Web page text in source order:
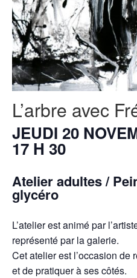
L’arbre avec
JEUDI 20
17 H 30
Atelier adultes /
glycéro
L’atelier est animé par
représenté par la galerie.
Cet atelier est l’occasion de
et de pratiquer à ses côtés.